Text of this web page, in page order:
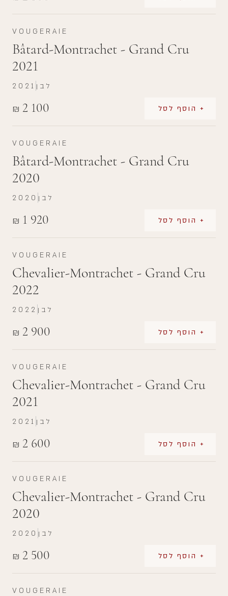
VOUGERAIE
Bâtard-Montrachet - Grand Cru
2021
₪ 2 100 + הוסף לסל
2021 לבן
VOUGERAIE
Bâtard-Montrachet - Grand Cru
2020
₪ 1 920 + הוסף לסל
2020 לבן
VOUGERAIE
Chevalier-Montrachet - Grand Cru
2022
₪ 2 900 + הוסף לסל
2022 לבן
VOUGERAIE
Chevalier-Montrachet - Grand Cru
2021
₪ 2 600 + הוסף לסל
2021 לבן
VOUGERAIE
Chevalier-Montrachet - Grand Cru
2020
₪ 2 500 + הוסף לסל
2020 לבן
VOUGERAIE